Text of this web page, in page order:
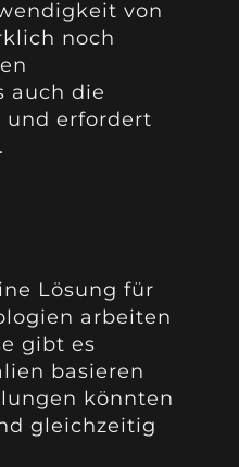
von
noch
auch die
und erfordert
Lösung für
arbeiten
gibt es
basieren
könnten
gleichzeitig